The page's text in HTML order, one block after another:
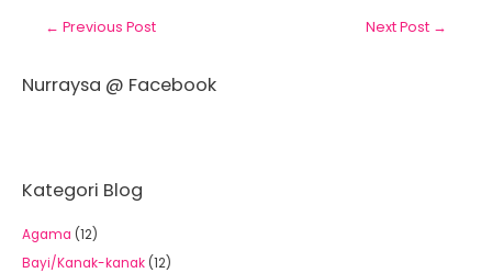
← Previous Post Next Post →
Nurraysa @ Facebook
Kategori Blog
Agama (12)
Bayi/Kanak-kanak (12)